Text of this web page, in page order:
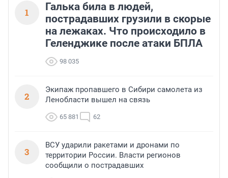
1
Галька била в людей,
пострадавших грузили в скорые
на лежаках. Что происходило в
Геленджике после атаки БПЛА
98 035
2
Экипаж пропавшего в Сибири самолета из
Ленобласти вышел на связь
65 881 62
3
ВСУ ударили ракетами и дронами по
территории России. Власти регионов
сообщили о пострадавших